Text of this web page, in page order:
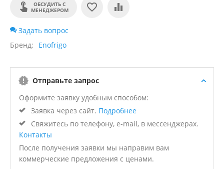
ОБСУДИТЬ С
МЕНЕДЖЕРОМ
Задать вопрос
Бренд
Enofrigo
Отправьте запрос
Оформите заявку удобным способом:
Заявка через сайт. Подробнее
Свяжитесь по телефону, e-mail, в мессенджерах.
Контакты
После получения заявки мы направим вам
коммерческие предложения с ценами.